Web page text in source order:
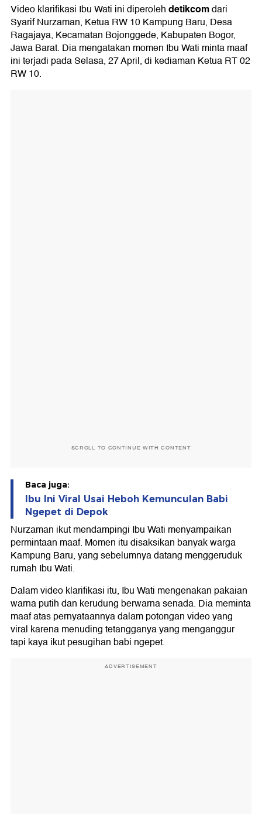
Video klarifikasi Ibu Wati ini diperolehdetikcomdari
Syarif Nurzaman, Ketua RW 10 Kampung Baru, Desa
Ragajaya, Kecamatan Bojonggede, Kabupaten Bogor,
Jawa Barat. Dia mengatakan momen Ibu Wati minta maaf
ini terjadi pada Selasa, 27 April, di kediaman Ketua RT 02
RW 10.
SCROLL TO CONTINUE WITH CONTENT
Baca juga:
Ibu Ini Viral Usai Heboh Kemunculan Babi
Ngepet di Depok
Nurzaman ikut mendampingi Ibu Wati menyampaikan
permintaan maaf. Momen itu disaksikan banyak warga
Kampung Baru, yang sebelumnya datang menggeruduk
rumah Ibu Wati.
Dalam video klarifikasi itu, Ibu Wati mengenakan pakaian
warna putih dan kerudung berwarna senada. Dia meminta
maaf atas pernyataannya dalam potongan video yang
viral karena menuding tetangganya yang menganggur
tapi kaya ikut pesugihan babi ngepet.
ADVERTISEMENT